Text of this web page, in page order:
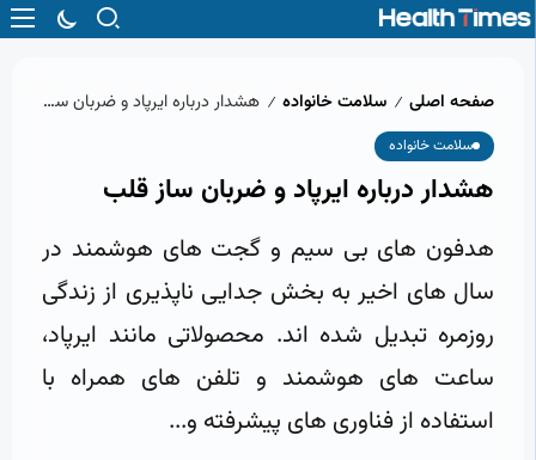
صفحه اصلی / سلامت خانواده / هشدار درباره ایرپاد و ضربان ساز قلب
سلامت خانواده
هشدار درباره ایرپاد و ضربان ساز قلب
هدفون های بی سیم و گجت های هوشمند در
سال های اخیر به بخش جدایی ناپذیری از زندگی
روزمره تبدیل شده اند. محصولاتی مانند ایرپاد،
ساعت های هوشمند و تلفن های همراه با
استفاده از فناوری های پیشرفته و...